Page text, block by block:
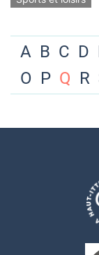
A B C D
O P Q R